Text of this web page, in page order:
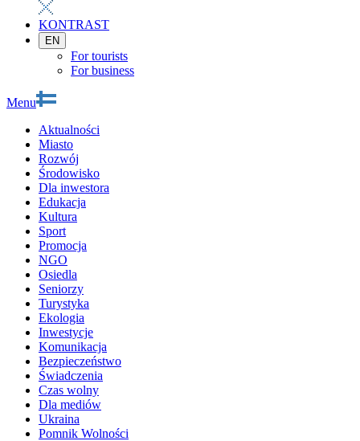
KONTRAST
EN
For tourists
For business
Menu
Aktualności
Miasto
Rozwój
Środowisko
Dla inwestora
Edukacja
Kultura
Sport
Promocja
NGO
Osiedla
Seniorzy
Turystyka
Ekologia
Inwestycje
Komunikacja
Bezpieczeństwo
Świadczenia
Czas wolny
Dla mediów
Ukraina
Pomnik Wolności